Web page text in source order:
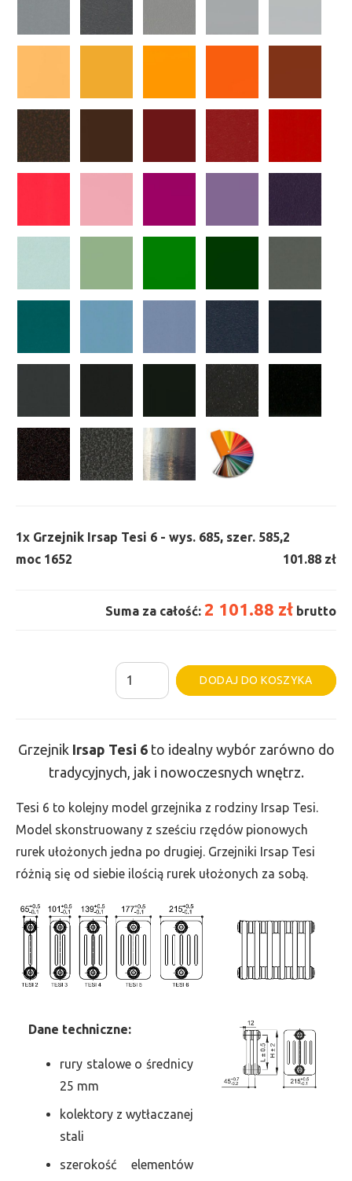
1x Grzejnik Irsap Tesi 6 - wys. 685, szer. 585,
moc 1652
2
101.88 zł
Suma za całość: 2 101.88 zł brutto
ilość
Grzejnik
-
wys.
685,
szer.
585,
1652
DODAJ DO KOSZYKA
Grzejnik Irsap Tesi 6to idealny wybór zarówno do
tradycyjnych, jak i nowoczesnych wnętrz.
Tesi 6 to kolejny model grzejnika z rodziny Irsap Tesi.
Model skonstruowany z sześciu rzędów pionowych
rurek ułożonych jedna po drugiej. Grzejniki Irsap Tesi
różnią się od siebie ilością rurek ułożonych za sobą.
Dane techniczne:
rury stalowe o średnicy
25 mm
kolektory z wytłaczanej
stali
szerokość elementów